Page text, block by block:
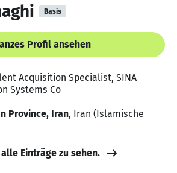
Basis
Profil ansehen
Acquisition Specialist, SINA
Systems Co
Province, Iran, Iran (Islamische
Einträge zu sehen.